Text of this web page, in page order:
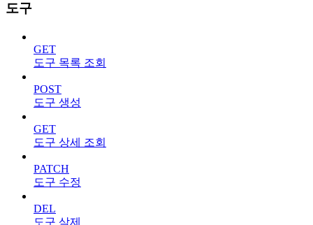
도구
GET
도구 목록 조회
POST
도구 생성
GET
도구 상세 조회
PATCH
도구 수정
DEL
도구 삭제